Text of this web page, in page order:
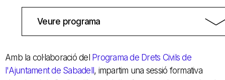
Veure programa
Amb la col·laboració del Programa de Drets Civils de
l'Ajuntament de Sabadell , impartim una sessió formativa